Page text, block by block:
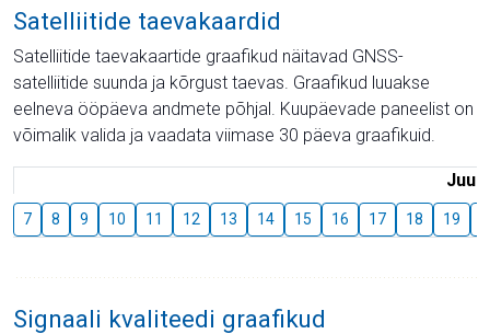
Satelliitide taevakaardid
Satelliitide taevakaartide graafikud näitavad GNSS-
satelliitide suunda ja kõrgust taevas. Graafikud luuakse
eelneva ööpäeva andmete põhjal. Kuupäevade paneelist on
võimalik valida ja vaadata viimase 30 päeva graafikuid.
Juuli
7 8 9 10 11 12 13 14 15 16 17 18 19
Signaali kvaliteedi graafikud